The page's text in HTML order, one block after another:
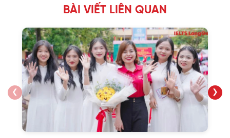
BÀI VIẾT LIÊN QUAN
❮ ❯